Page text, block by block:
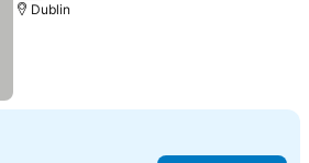
Dublin